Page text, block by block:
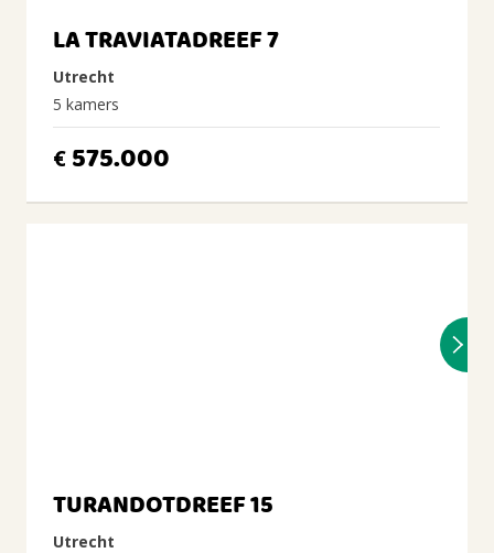
LA TRAVIATADREEF 7
Utrecht
5 kamers
€ 575.000
TURANDOTDREEF 15
Utrecht